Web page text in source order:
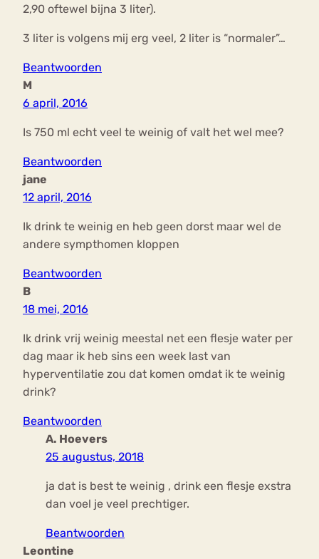
2,90 oftewel bijna 3 liter).
3 liter is volgens mij erg veel, 2 liter is “normaler”…
Beantwoorden
M
6 april, 2016
Is 750 ml echt veel te weinig of valt het wel mee?
Beantwoorden
jane
12 april, 2016
Ik drink te weinig en heb geen dorst maar wel de
andere sympthomen kloppen
Beantwoorden
B
18 mei, 2016
Ik drink vrij weinig meestal net een flesje water per
dag maar ik heb sins een week last van
hyperventilatie zou dat komen omdat ik te weinig
drink?
Beantwoorden
A. Hoevers
25 augustus, 2018
ja dat is best te weinig , drink een flesje exstra
dan voel je veel prechtiger.
Beantwoorden
Leontine